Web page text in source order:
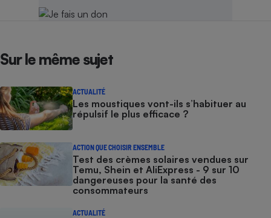
Sur le même sujet
ACTUALITÉ
Les moustiques vont-ils s’habituer au
répulsif le plus efficace ?
ACTION QUE CHOISIR ENSEMBLE
Test des crèmes solaires vendues sur
Temu, Shein et AliExpress - 9 sur 10
dangereuses pour la santé des
consommateurs
ACTUALITÉ